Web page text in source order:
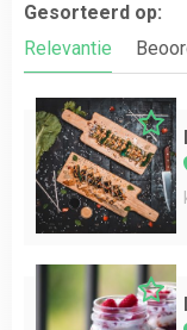
Gesorteerd op:
Relevantie